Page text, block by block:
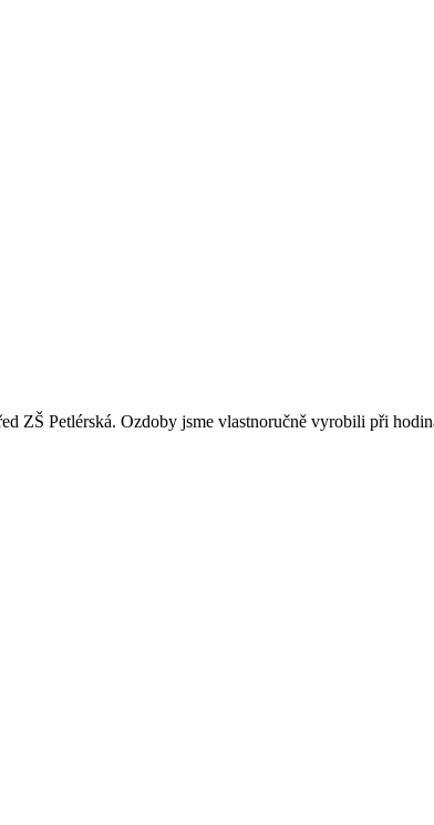
ZŠ Petlérská. Ozdoby jsme vlastnoručně vyrobili při